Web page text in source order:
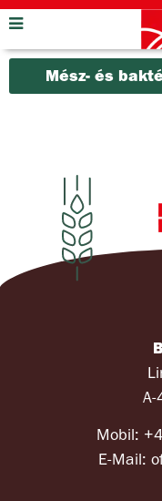
Mész- és
Mobil:
E-Mail: